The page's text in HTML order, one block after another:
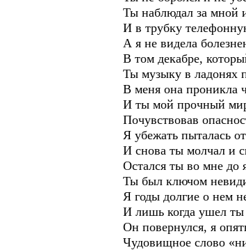
Ты наблюдал за мной
И в трубку
А я не видела
В том декабре,
Ты музыку в ладонях
В меня она проникла
И ты мой прочный
Почувствовав
Я убежать пыталась
И снова ты молчал и
Остался ты во мне до
Ты был ключом
Я годы долгие о нем
И лишь когда ушел ты
Он повернулся, я
Чудовищное слово